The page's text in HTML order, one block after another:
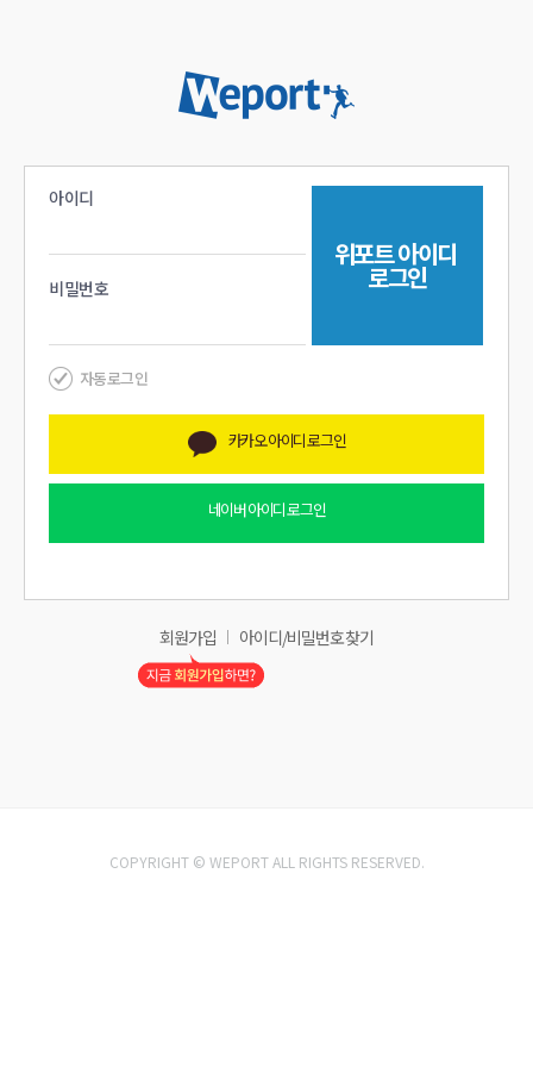
아이디
비밀번호
위포트아이디
로그인
자동로그인
카카오아이디 로그인
네이버아이디 로그인
회원가입 아이디/비밀번호 찾기
COPYRIGHT © WEPORT ALL RIGHTS RESERVED.